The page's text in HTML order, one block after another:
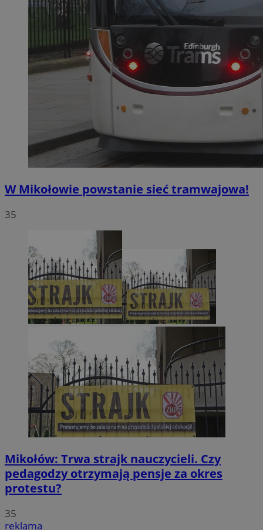
W Mikołowie powstanie sieć tramwajowa!
35
Mikołów: Trwa strajk nauczycieli. Czy
pedagodzy otrzymają pensje za okres
protestu?
35
reklama